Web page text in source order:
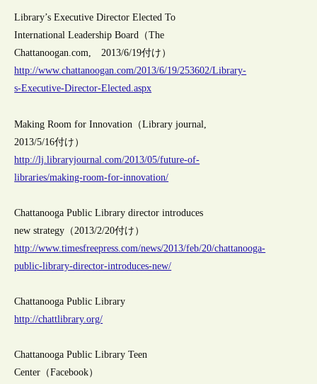
Library’s Executive Director Elected To
International Leadership Board（The
Chattanoogan.com, 2013/6/19付け）
http://www.chattanoogan.com/2013/6/19/253602/Library-
s-Executive-Director-Elected.aspx
Making Room for Innovation（Library journal,
2013/5/16付け）
http://lj.libraryjournal.com/2013/05/future-of-
libraries/making-room-for-innovation/
Chattanooga Public Library director introduces
new strategy（2013/2/20付け）
http://www.timesfreepress.com/news/2013/feb/20/chattanooga-
public-library-director-introduces-new/
Chattanooga Public Library
http://chattlibrary.org/
Chattanooga Public Library Teen
Center（Facebook）